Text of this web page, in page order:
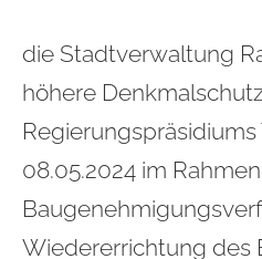
die Stadtverwaltung
höhere
08.05.2024 im
Wiedererrichtung des